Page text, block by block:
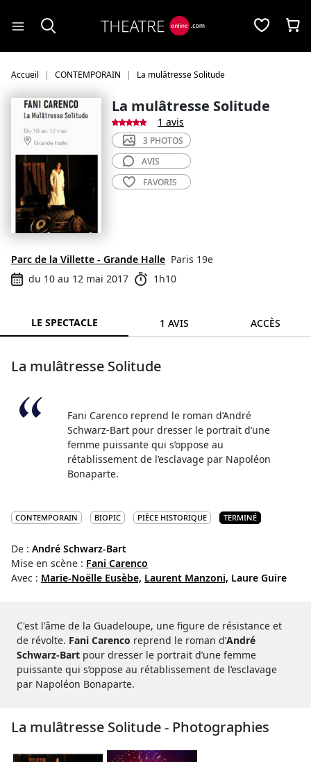
Accueil CONTEMPORAIN La mulâtresse Solitude
La mulâtresse Solitude
1 avis
Parc de la Villette - Grande Halle Paris 19e
du 10 au 12 mai 2017
1h10
3 PHOTOS
AVIS
FAVORIS
LE SPECTACLE 1 AVIS ACCÈS
La mulâtresse Solitude
Fani Carenco reprend le roman d’André
Schwarz-Bart pour dresser le portrait d’une
femme puissante qui s’oppose au
rétablissement de l’esclavage par Napoléon
Bonaparte.
CONTEMPORAIN BIOPIC PIÈCE HISTORIQUE TERMINÉ
De : André Schwarz-Bart
Mise en scène : Fani Carenco
Avec : Marie-Noëlle Eusèbe, Laurent Manzoni, Laure Guire
C'est l'âme de la Guadeloupe, une figure de résistance et
de révolte. Fani Carenco reprend le roman d’André
Schwarz-Bart pour dresser le portrait d’une femme
puissante qui s’oppose au rétablissement de l’esclavage
par Napoléon Bonaparte.
La mulâtresse Solitude - Photographies